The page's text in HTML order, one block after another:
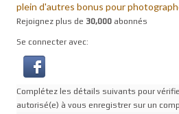
plein d'autres bonus pour
Rejoignez plus de 30,000 abonnés
Se connecter avec:
Complétez les détails suivants pour
autorisé(e) à vous enregistrer sur un